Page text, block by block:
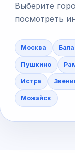
Выберите
посмотреть
Москва
Пушкино
Истра
Можайск